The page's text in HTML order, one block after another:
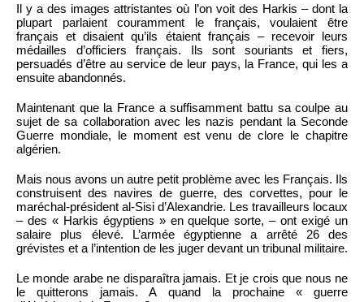
Il y a des images attristantes où l’on voit des Harkis – dont la
plupart parlaient couramment le français, voulaient être
français et disaient qu’ils étaient français – recevoir leurs
médailles d’officiers français. Ils sont souriants et fiers,
persuadés d’être au service de leur pays, la France, qui les a
ensuite abandonnés.
Maintenant que la France a suffisamment battu sa coulpe au
sujet de sa collaboration avec les nazis pendant la Seconde
Guerre mondiale, le moment est venu de clore le chapitre
algérien.
Mais nous avons un autre petit problème avec les Français. Ils
construisent des navires de guerre, des corvettes, pour le
maréchal-président al-Sisi d’Alexandrie. Les travailleurs locaux
– des « Harkis égyptiens » en quelque sorte, – ont exigé un
salaire plus élevé. L’armée égyptienne a arrêté 26 des
grévistes et a l’intention de les juger devant un tribunal militaire.
Le monde arabe ne disparaîtra jamais. Et je crois que nous ne
le quitterons jamais. A quand la prochaine « guerre